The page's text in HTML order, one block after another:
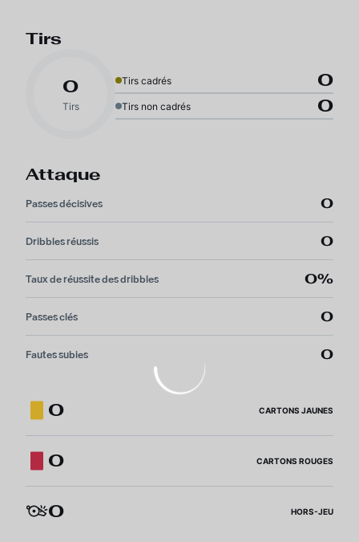
Tirs
0
Tirs
Tirs cadrés 0
Tirs non cadrés 0
Attaque
Passes décisives 0
Dribbles réussis 0
Taux de réussite des dribbles 0%
Passes clés 0
Fautes subies 0
0 CARTONS JAUNES
0 CARTONS ROUGES
0 HORS-JEU